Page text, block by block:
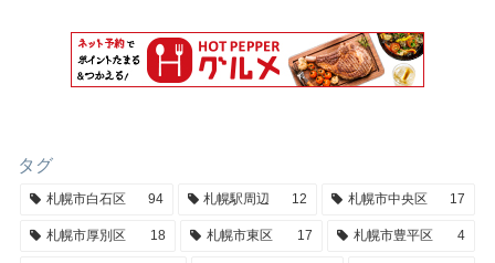
タグ
札幌市白石区 94 札幌駅周辺 12 札幌市中央区 17
札幌市厚別区 18 札幌市東区 17 札幌市豊平区 4